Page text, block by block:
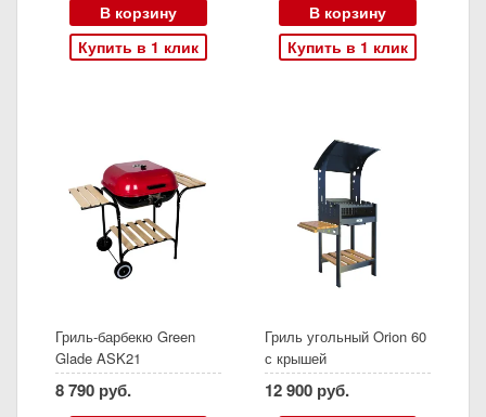
В корзину
Купить в 1 клик
В корзину
Купить в 1 клик
Гриль-барбекю Green
Glade ASK21
8 790 руб.
Гриль угольный Orion 60
с крышей
12 900 руб.